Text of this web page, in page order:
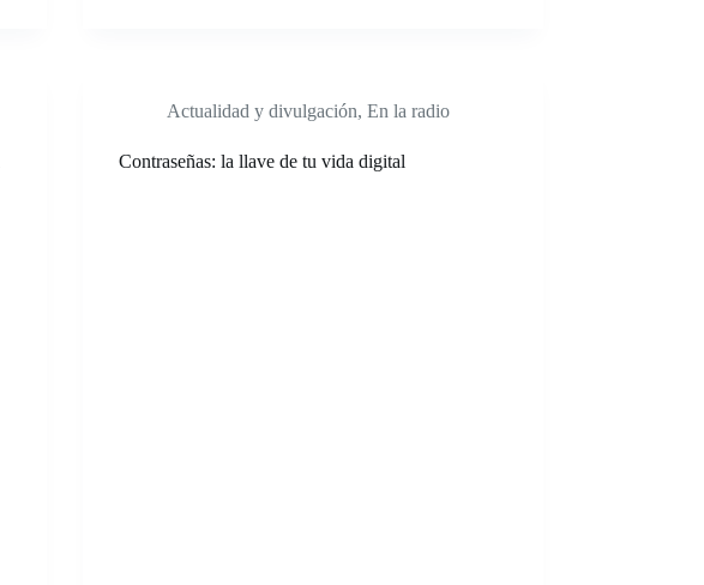
Actualidad y divulgación,En la radio
Contraseñas: la llave de tu vida digital